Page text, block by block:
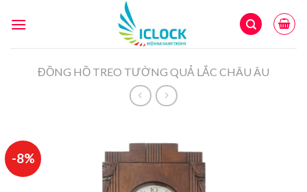
ĐỒNG HỒ TREO TƯỜNG QUẢ LẮC CHÂU ÂU
-8%